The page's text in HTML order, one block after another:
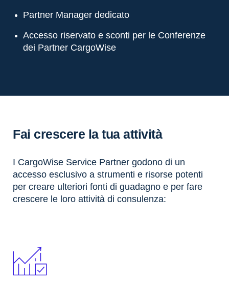
Partner Manager dedicato
Accesso riservato e sconti per le Conferenze
dei Partner CargoWise
Fai crescere la tua attività
I CargoWise Service Partner godono di un
accesso esclusivo a strumenti e risorse potenti
per creare ulteriori fonti di guadagno e per fare
crescere le loro attività di consulenza: